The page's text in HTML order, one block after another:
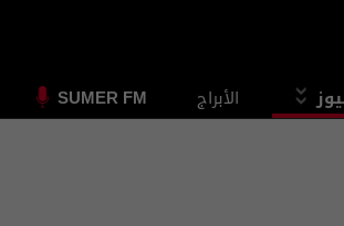
الأبراج SUMER FM